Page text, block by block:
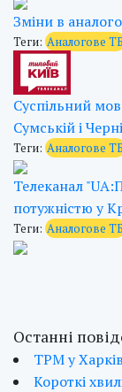
Зміни в
Теги: Аналогове
Суспільний
Сумській і
Теги: Аналогове
Телеканал
потужністю у
Теги: Аналогове
Останні
ТРМ у
Короткі